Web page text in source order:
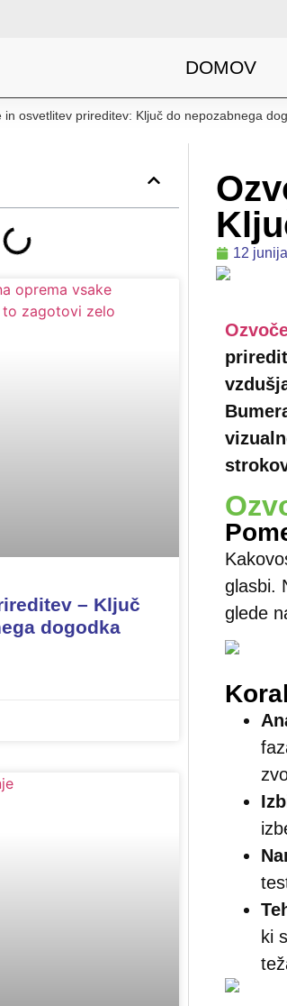
DOMOV
in osvetlitev prireditev: Ključ do nepozabnega
– Ključ
dogodka
12
glasbi.
glede
ki